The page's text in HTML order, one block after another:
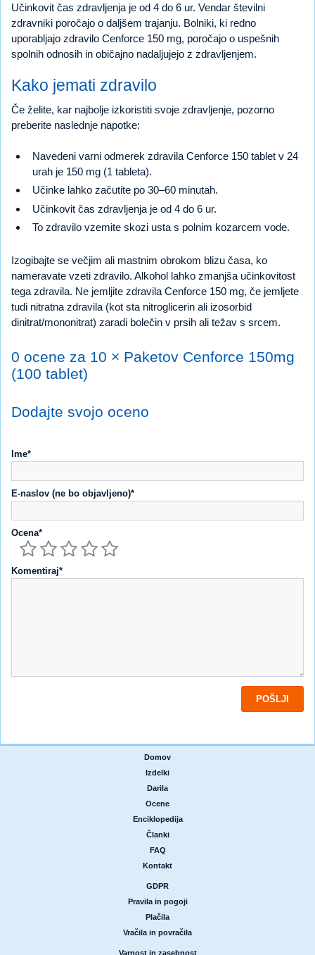
Učinkovit čas zdravljenja je od 4 do 6 ur. Vendar številni
zdravniki poročajo o daljšem trajanju. Bolniki, ki redno
uporabljajo zdravilo Cenforce 150 mg, poročajo o uspešnih
spolnih odnosih in običajno nadaljujejo z zdravljenjem.
Kako jemati zdravilo
Če želite, kar najbolje izkoristiti svoje zdravljenje, pozorno
preberite naslednje napotke:
Navedeni varni odmerek zdravila Cenforce 150 tablet v 24
urah je 150 mg (1 tableta).
Učinke lahko začutite po 30–60 minutah.
Učinkovit čas zdravljenja je od 4 do 6 ur.
To zdravilo vzemite skozi usta s polnim kozarcem vode.
Izogibajte se večjim ali mastnim obrokom blizu časa, ko
nameravate vzeti zdravilo. Alkohol lahko zmanjša učinkovitost
tega zdravila. Ne jemljite zdravila Cenforce 150 mg, če jemljete
tudi nitratna zdravila (kot sta nitroglicerin ali izosorbid
dinitrat/mononitrat) zaradi bolečin v prsih ali težav s srcem.
0 ocene za 10 × Paketov Cenforce 150mg
(100 tablet)
Dodajte svojo oceno
Ime*
E-naslov (ne bo objavljeno)*
Ocena*
Komentiraj*
Domov
Izdelki
Darila
Ocene
Enciklopedija
Članki
FAQ
Kontakt
GDPR
Pravila in pogoji
Plačila
Vračila in povračila
Varnost in zasebnost